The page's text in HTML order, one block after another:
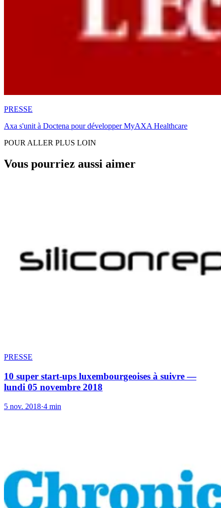
PRESSE
Axa s'unit à Doctena pour développer MyAXA Healthcare
POUR ALLER PLUS LOIN
Vous pourriez aussi aimer
PRESSE
10 super start-ups luxembourgeoises à suivre —
lundi 05 novembre 2018
5 nov. 2018·4 min